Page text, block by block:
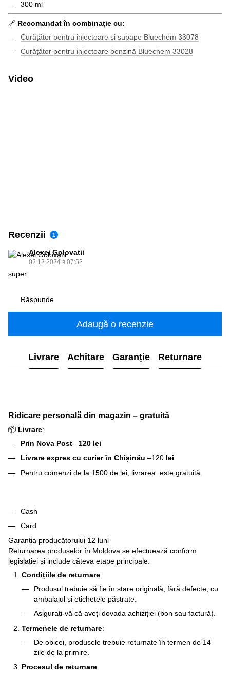
300 ml
🔗 Recomandat în combinație cu:
Curățător pentru injectoare și supape Bluechem 33078
Curățător pentru injectoare benzină Bluechem 33028
Video
Recenzii 1
Alexei Golovatii
02.12.2024 в 07:52
super
Răspunde
Adaugă o recenzie
Livrare Achitare Garanție Returnare
Ridicare personală din magazin – gratuită
📦 Livrare:
Prin Nova Post– 120 lei
Livrare expres cu curier în Chișinău –120 lei
Pentru comenzi de la 1500 de lei, livrarea este gratuită.
Cash
Card
Garanția producătorului 12 luni
Returnarea produselor în Moldova se efectuează conform
legislației și include câteva etape principale:
Condițiile de returnare:
Produsul trebuie să fie în stare originală, fără defecte, cu
ambalajul și etichetele păstrate.
Asigurați-vă că aveți dovada achiziției (bon sau factură).
Termenele de returnare:
De obicei, produsele trebuie returnate în termen de 14
zile de la primire.
Procesul de returnare: